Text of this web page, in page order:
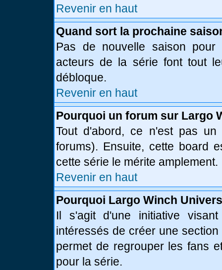
Revenir en haut
Quand sort la prochaine
Pas de nouvelle saison pour
acteurs de la série font tout
débloque.
Revenir en haut
Pourquoi un forum sur Largo
Tout d'abord, ce n'est pas un
forums). Ensuite, cette board
cette série le mérite amplement.
Revenir en haut
Pourquoi Largo Winch
Il s'agit d'une initiative
intéressés de créer une
permet de regrouper les fans
pour la série.